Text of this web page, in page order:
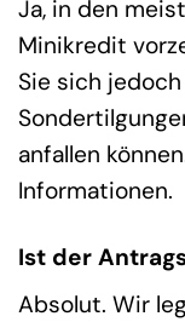
Ja, in den
Minikredit
Sie sich
anfallen
Informationen.
Ist der
Absolut. Wir